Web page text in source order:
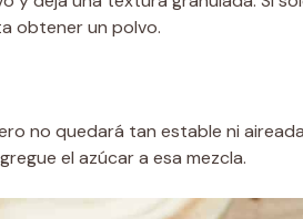
obtener un polvo.
no quedará tan estable ni
el azúcar a esa mezcla.